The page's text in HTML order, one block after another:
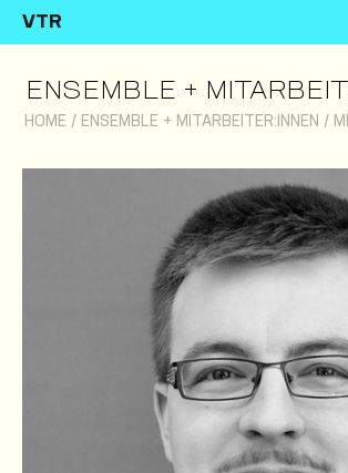
VTR
ENSEMBLE +
HOME / ENSEMBLE + MITARBEITER:INNEN /